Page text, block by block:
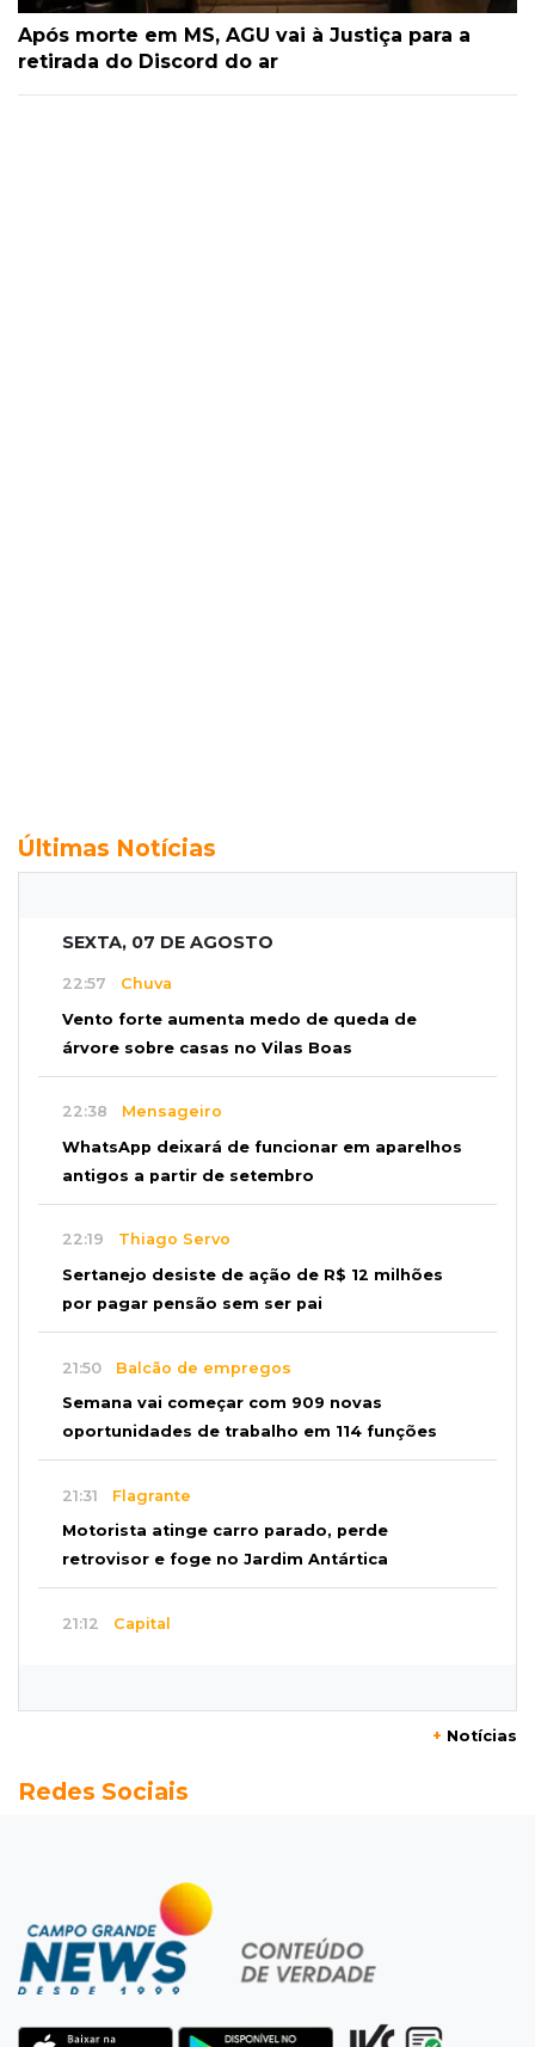
Após morte em MS, AGU vai à Justiça para a
retirada do Discord do ar
Últimas Notícias
SEXTA, 07 DE AGOSTO
22:57 Chuva
Vento forte aumenta medo de queda de
árvore sobre casas no Vilas Boas
22:38 Mensageiro
WhatsApp deixará de funcionar em aparelhos
antigos a partir de setembro
22:19 Thiago Servo
Sertanejo desiste de ação de R$ 12 milhões
por pagar pensão sem ser pai
21:50 Balcão de empregos
Semana vai começar com 909 novas
oportunidades de trabalho em 114 funções
21:31 Flagrante
Motorista atinge carro parado, perde
retrovisor e foge no Jardim Antártica
21:12 Capital
Ventania adia Botafogo x Fluminense pelo
Veja as dezenas de hoje na Dupla Sena,
Lotomania, Quina e mais
Fiscalização apreende remédios de farmácia
+ Notícias
Redes Sociais